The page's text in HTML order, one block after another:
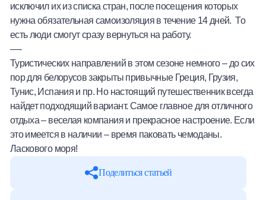
исключил их из списка стран, после посещения которых
нужна обязательная самоизоляция в течение 14 дней. То
есть люди смогут сразу вернуться на работу.
—-
Туристических направлений в этом сезоне немного – до сих
пор для белорусов закрыты привычные Греция, Грузия,
Тунис, Испания и пр. Но настоящий путешественник всегда
найдет подходящий вариант. Самое главное для отличного
отдыха – веселая компания и прекрасное настроение. Если
это имеется в наличии – время паковать чемоданы.
Ласкового моря!
Поделиться статьей